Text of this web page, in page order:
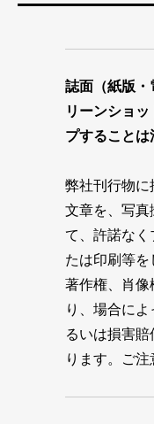
誌面（紙版・
リーンショ
プすることは
弊社刊行物に
文章を、写真
て、許諾なく
たは印刷等
著作権、肖像
り、場合に
るいは損害
ります。ご注